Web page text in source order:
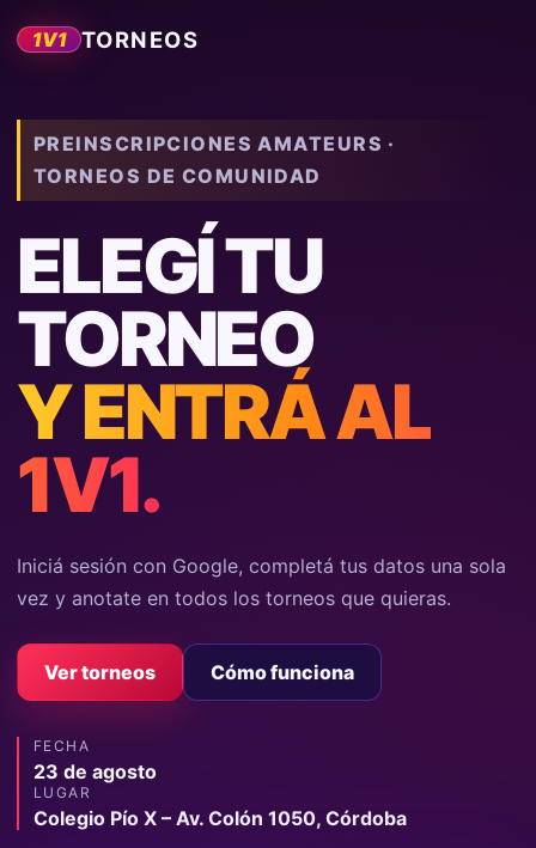
1V1 TORNEOS
PREINSCRIPCIONES AMATEURS ·
TORNEOS DE COMUNIDAD
ELEGÍ TU
TORNEO
Y ENTRÁ AL
1V1.
Iniciá sesión con Google, completá tus datos una sola
vez y anotate en todos los torneos que quieras.
Ver torneos Cómo funciona
FECHA
23 de agosto
LUGAR
Colegio Pío X – Av. Colón 1050, Córdoba